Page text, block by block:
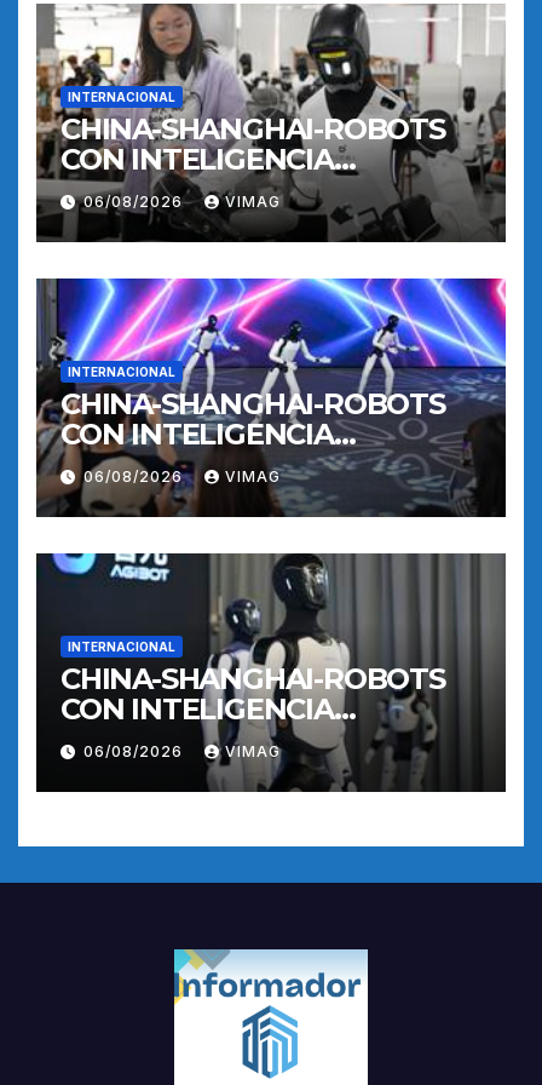
INTERNACIONAL
CHINA-SHANGHAI-ROBOTS
CON INTELIGENCIA
INCORPORADA-
ENTRENAMIENTO
06/08/2026 VIMAG
INTERNACIONAL
CHINA-SHANGHAI-ROBOTS
CON INTELIGENCIA
INCORPORADA-
ENTRENAMIENTO
06/08/2026 VIMAG
INTERNACIONAL
CHINA-SHANGHAI-ROBOTS
CON INTELIGENCIA
INCORPORADA-
ENTRENAMIENTO
06/08/2026 VIMAG